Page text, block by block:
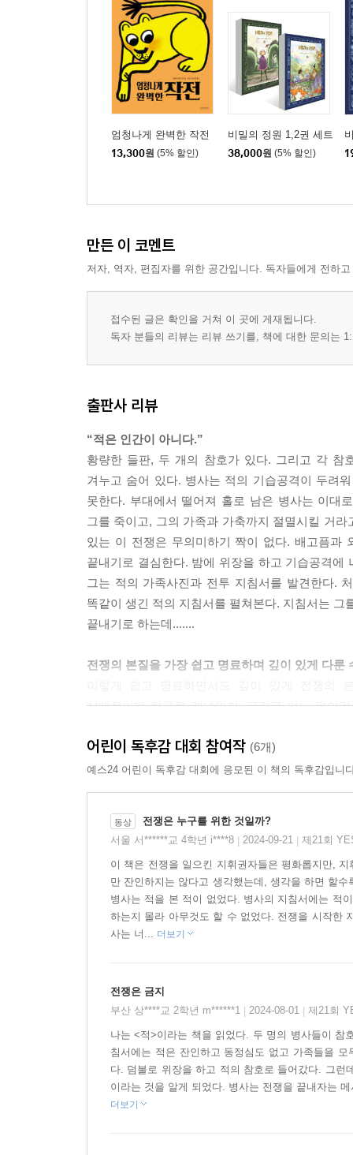
엄청나게 완벽한 작전
13,300원 (5% 할인)
비밀의 정원 1,2권 세트
38,000원 (5% 할인)
만든 이 코멘트
저자, 역자, 편집자를 위한 공간입니다. 독자들에게 전하
접수된 글은 확인을 거쳐 이 곳에 게재됩니다.
독자 분들의 리뷰는 리뷰 쓰기를, 책에 대한 문의는
출판사 리뷰
“적은 인간이 아니다.”
황량한 들판, 두 개의 참호가 있다. 그리고 각 참
겨누고 숨어 있다. 병사는 적의 기습공격이 두려
못한다. 부대에서 떨어져 홀로 남은 병사는 이대
그를 죽이고, 그의 가족과 가축까지 절멸시킬 거
있는 이 전쟁은 무의미하기 짝이 없다. 배고픔과
끝내기로 결심한다. 밤에 위장을 하고 기습공격
그는 적의 가족사진과 전투 지침서를 발견한다.
똑같이 생긴 적의 지침서를 펼쳐본다. 지침서는
끝내기로 하는데.......
전쟁의 본질을 가장 쉽고 명료하며 깊이 있게 다룬
상대적이며 허구적 개념인지, 그리고 어느 편이
전쟁이라는 무거운 주제를 다루고 있으면서도 예
다중적 의미를 부여하고 깊이를 더한다. 구멍은
동시에 이데올로기의 영향 아래 있는 의식의 제
그러고나서야만 전쟁의 종식과 평화의 가능성이
그는 나의 ‘적’이 아니다_ 평화의 가능성
‘적’을 죽이고 전쟁을 끝내려고 참호(구멍)를 빠
‘높은 사람들’은 무엇이라 했는가. ‘적’은 인간이
그런데 이렇게 속은 것은 그만이 아니었다. ‘적
그것은 총과 죽음을 통해서가 아니다. 펜과 평화의
두 병사는 어디로 갔을까? _ 숨은 의미 찾기와 그
읽을수록 깊은 맛이 나는 그림책이다. 무심코
어린이 독후감 대회 참여작 (6개)
예스24 어린이 독후감 대회에 응모된 이 책의 독후감입니
동상
전쟁은 누구를 위한 것일까?
서울 서******교 4학년 i****8
2024-09-21 제21회
이 책은 전쟁을 일으킨 지휘권자들은 평화롭지만,
만 잔인하지는 않다고 생각했는데, 생각을 하면 할
병사는 적을 본 적이 없었다. 병사의 지침서에는 적
하는지 몰라 아무것도 할 수 없었다. 전쟁을 시작한
사는 너... 더보기
전쟁은 금지
부산 상****교 2학년 m******1
2024-08-01 제21회
나는 <적>이라는 책을 읽었다. 두 명의 병사들이
침서에는 적은 잔인하고 동정심도 없고 가족들을
다. 덤불로 위장을 하고 적의 참호로 들어갔다. 그
이라는 것을 알게 되었다. 병사는 전쟁을 끝내자는
더보기